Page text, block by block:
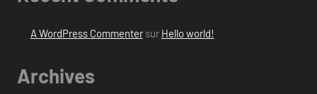
A WordPress Commentersur Hello world!
Archives